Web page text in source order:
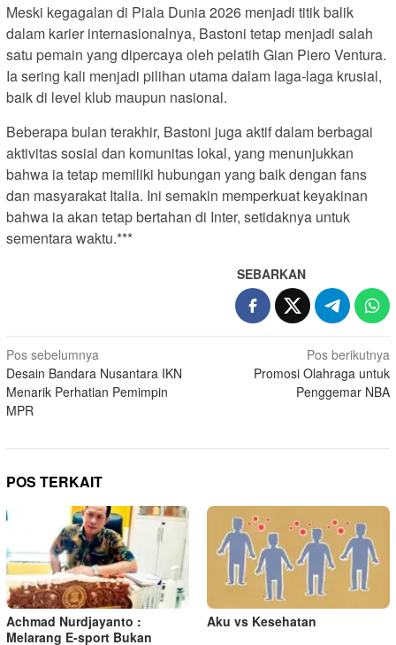
Meski kegagalan di Piala Dunia 2026 menjadi titik balik
dalam karier internasionalnya, Bastoni tetap menjadi salah
satu pemain yang dipercaya oleh pelatih Gian Piero Ventura.
Ia sering kali menjadi pilihan utama dalam laga-laga krusial,
baik di level klub maupun nasional.
Beberapa bulan terakhir, Bastoni juga aktif dalam berbagai
aktivitas sosial dan komunitas lokal, yang menunjukkan
bahwa ia tetap memiliki hubungan yang baik dengan fans
dan masyarakat Italia. Ini semakin memperkuat keyakinan
bahwa ia akan tetap bertahan di Inter, setidaknya untuk
sementara waktu.***
SEBARKAN
N
a
v
g
a
s
i
p
o
s
Pos sebelumnya
Desain Bandara Nusantara IKN
Menarik Perhatian Pemimpin
MPR
Pos berikutnya
Promosi Olahraga untuk
Penggemar NBA
POS TERKAIT
Achmad Nurdjayanto :
Melarang E-sport Bukan
Aku vs Kesehatan